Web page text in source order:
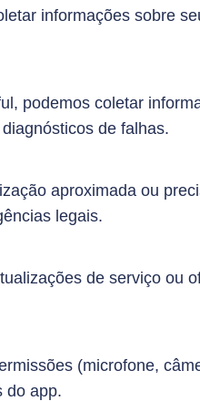
informações sobre
podemos coletar
de falhas.
aproximada ou
legais.
de serviço ou
(microfone,
do app.